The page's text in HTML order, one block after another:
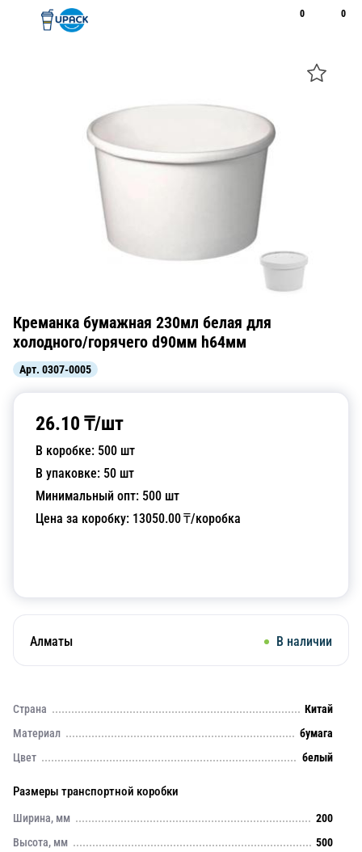
0 0
Креманка бумажная 230мл белая для
холодного/горячего d90мм h64мм
Арт. 0307-0005
26.10 ₸/шт
В коробке: 500 шт
В упаковке: 50 шт
Минимальный опт: 500 шт
Цена за коробку: 13050.00₸/коробка
Алматы В наличии
Страна
Китай
Материал
бумага
Цвет
белый
Размеры транспортной коробки
Ширина, мм
200
Высота, мм
500